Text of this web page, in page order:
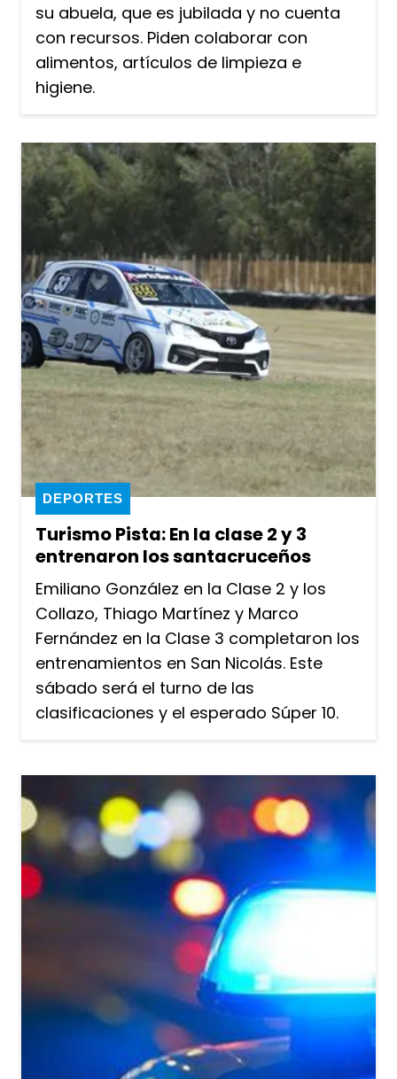
su abuela, que es jubilada y no cuenta
con recursos. Piden colaborar con
alimentos, artículos de limpieza e
higiene.
Turismo Pista: En la clase 2 y 3
entrenaron los santacruceños
DEPORTES
Emiliano González en la Clase 2 y los
Collazo, Thiago Martínez y Marco
Fernández en la Clase 3 completaron los
entrenamientos en San Nicolás. Este
sábado será el turno de las
clasificaciones y el esperado Súper 10.